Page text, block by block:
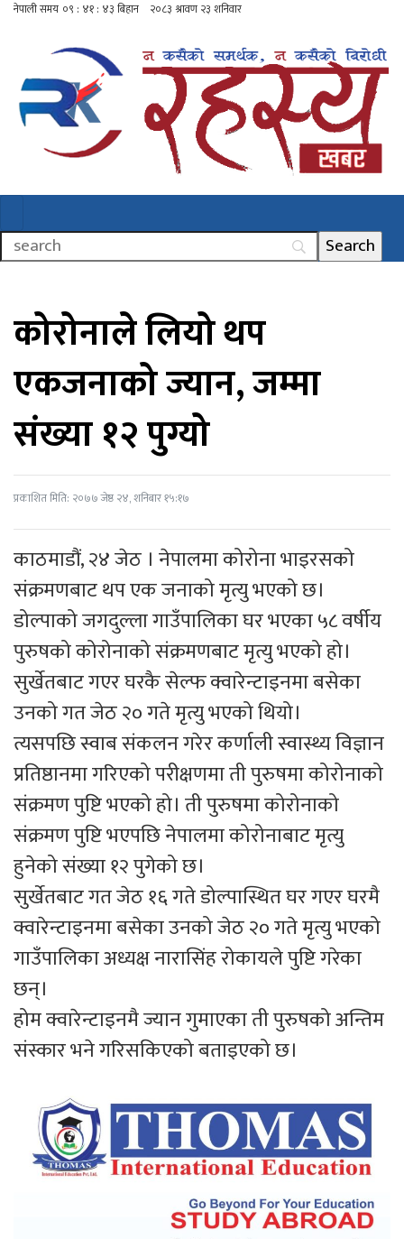
कोरोनाले लियो थप
एकजनाको ज्यान, जम्मा
संख्या १२ पुग्यो
प्रकाशित मिति: २०७७ जेष्ठ २४, शनिबार १५:१७
काठमाडौं, २४ जेठ । नेपालमा कोरोना भाइरसको
संक्रमणबाट थप एक जनाको मृत्यु भएको छ।
डोल्पाको जगदुल्ला गाउँपालिका घर भएका ५८ वर्षीय
पुरुषको कोरोनाको संक्रमणबाट मृत्यु भएको हो।
सुर्खेतबाट गएर घरकै सेल्फ क्वारेन्टाइनमा बसेका
उनको गत जेठ २० गते मृत्यु भएको थियो।
त्यसपछि स्वाब संकलन गरेर कर्णाली स्वास्थ्य विज्ञान
प्रतिष्ठानमा गरिएको परीक्षणमा ती पुरुषमा कोरोनाको
संक्रमण पुष्टि भएको हो। ती पुरुषमा कोरोनाको
संक्रमण पुष्टि भएपछि नेपालमा कोरोनाबाट मृत्यु
हुनेको संख्या १२ पुगेको छ।
सुर्खेतबाट गत जेठ १६ गते डोल्पास्थित घर गएर घरमै
क्वारेन्टाइनमा बसेका उनको जेठ २० गते मृत्यु भएको
गाउँपालिका अध्यक्ष नारासिंह रोकायले पुष्टि गरेका
छन्।
होम क्वारेन्टाइनमै ज्यान गुमाएका ती पुरुषको अन्तिम
संस्कार भने गरिसकिएको बताइएको छ।